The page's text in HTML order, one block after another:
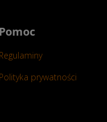
Pomoc
Regulaminy
Polityka prywatności